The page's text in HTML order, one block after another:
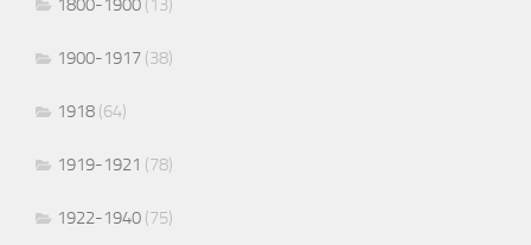
1800-1900 (13)
1900-1917 (38)
1918 (64)
1919-1921 (78)
1922-1940 (75)